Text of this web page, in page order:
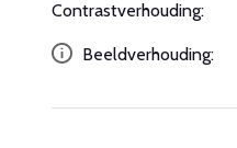
Contrastverhouding:
Beeldverhouding: